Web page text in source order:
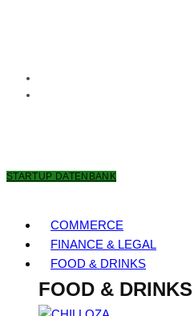
STARTUP DATENBANK
COMMERCE
FINANCE & LEGAL
FOOD & DRINKS
FOOD & DRINKS